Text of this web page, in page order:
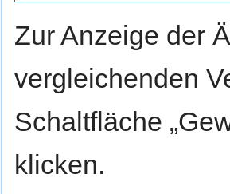
Zur Anzeige der
vergleichenden
Schaltfläche
klicken.